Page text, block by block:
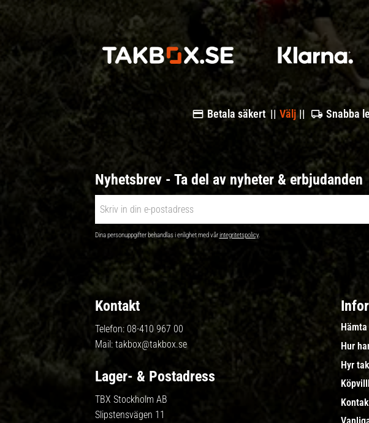
Betala säkert || Välj || Snabba
Nyhetsbrev - Ta del av nyheter & erbjudanden
Dina personuppgifter behandlas i enlighet med vårintegritetspolicy.
Kontakt
Telefon: 08-410 967 00
Mail: takbox@takbox.se
Lager- & Postadress
TBX Stockholm AB
Slipstensvägen 11
Hur
Hyr